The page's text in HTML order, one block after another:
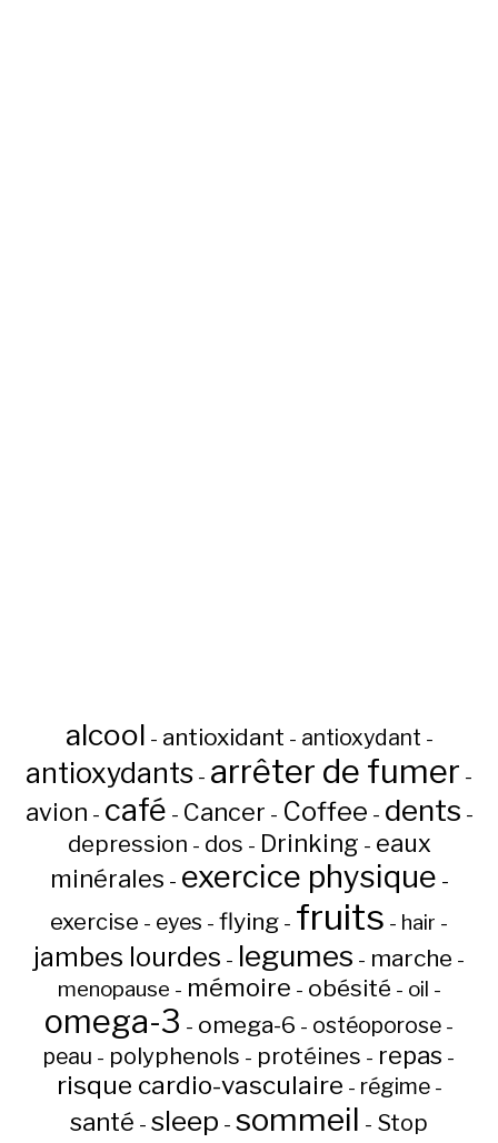
alcool - antioxidant - antioxydant -
antioxydants - arrêter de fumer -
avion - café - Cancer - Coffee - dents -
depression - dos - Drinking - eaux
minérales - exercice physique -
exercise - eyes - flying - fruits - hair -
jambes lourdes - legumes - marche -
menopause - mémoire - obésité - oil -
omega-3 - omega-6 - ostéoporose -
peau - polyphenols - protéines - repas -
risque cardio-vasculaire - régime-
santé - sleep - sommeil - Stop